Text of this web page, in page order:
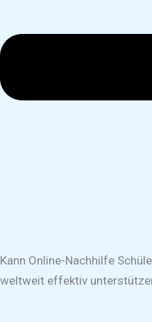
Kann Online-Nachhilfe
weltweit effektiv